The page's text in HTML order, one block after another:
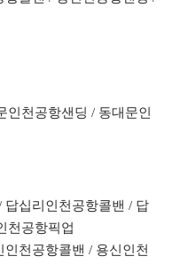
천공항샌딩 / 동대문인
답십리인천공항콜밴 / 답
천공항픽업
천공항콜밴 / 용신인천